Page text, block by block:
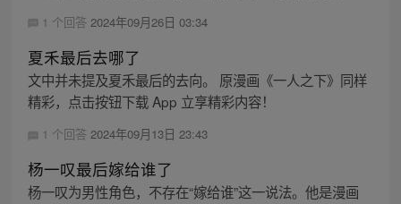
1 个回答 2024年09月26日 03:34
夏禾最后去哪了
文中并未提及夏禾最后的去向。 原漫画《一人之下》同样
精彩，点击按钮下载 App 立享精彩内容！
1 个回答 2024年09月13日 23:43
杨一叹最后嫁给谁了
杨一叹为男性角色，不存在“嫁给谁”这一说法。他是漫画